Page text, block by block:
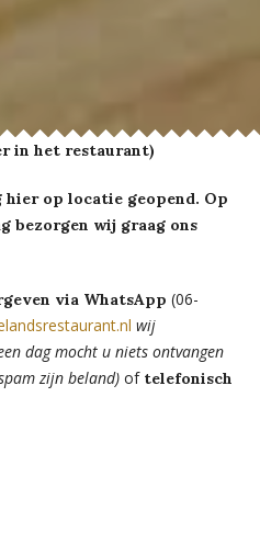
in het restaurant)
op locatie geopend. Op
bezorgen wij graag ons
via WhatsApp (06-
wij
dag mocht u niets ontvangen
zijn beland) of telefonisch